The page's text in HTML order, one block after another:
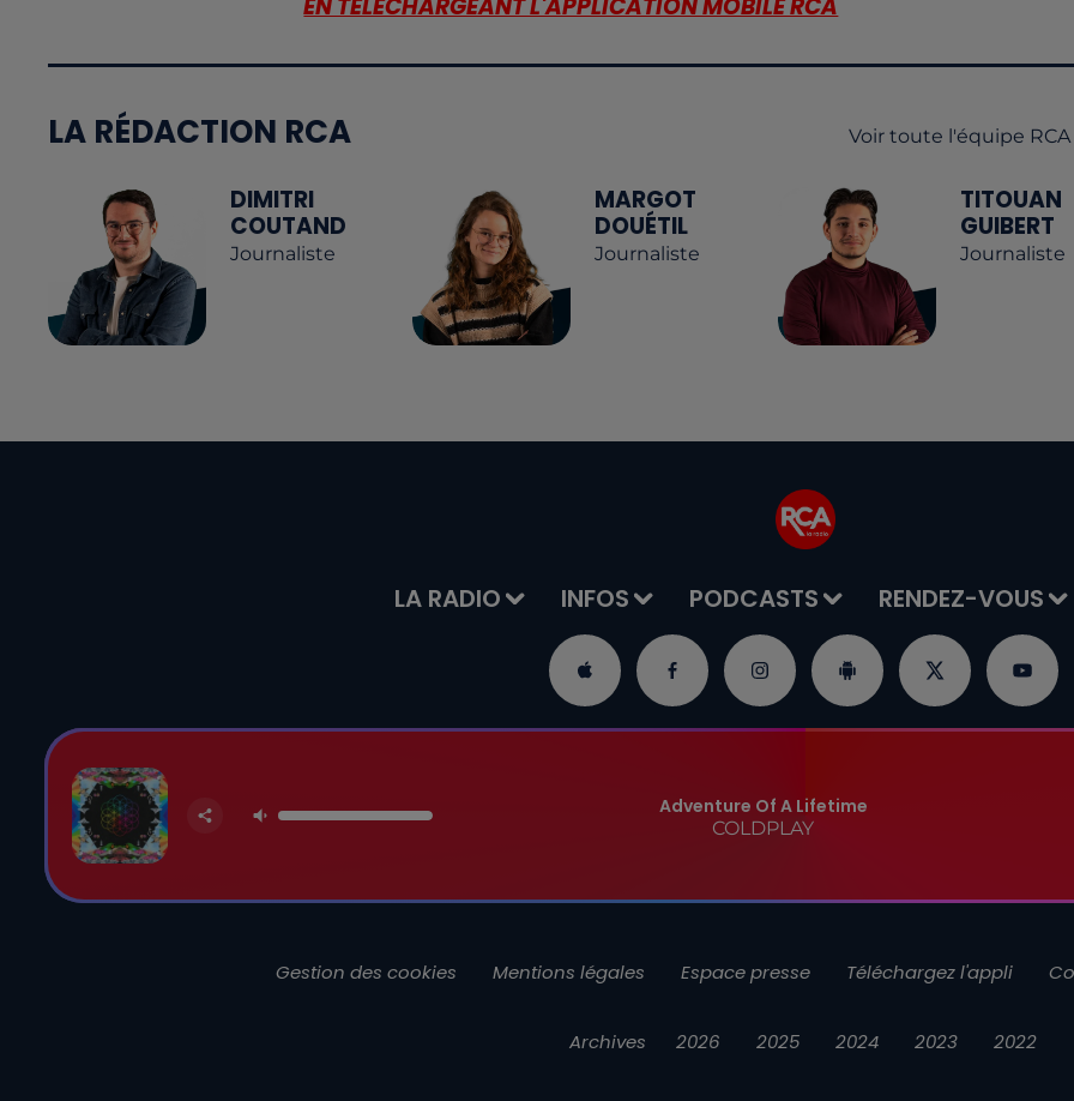
EN TÉLÉCHARGEANT L'APPLICATION MOBILE RCA
LA RÉDACTION RCA Voir toute l'équipe RCA
DIMITRI
COUTAND
Journaliste
MARGOT
DOUÉTIL
Journaliste
TITOUAN
GUIBERT
Journaliste
LA RADIO INFOS PODCASTS RENDEZ-VOUS
Adventure Of A Lifetime
COLDPLAY
Gestion des cookies Mentions légales Espace presse Téléchargez l'appli
Archives 2026 2025 2024 2023 2022